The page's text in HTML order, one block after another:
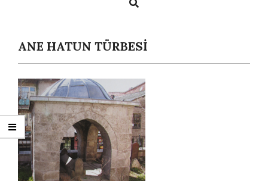
ANE HATUN TÜRBESİ